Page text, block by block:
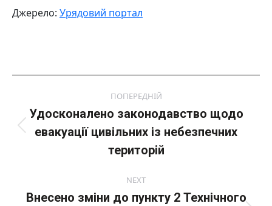
Джерело: Урядовий портал
ПОПЕРЕДНІЙ
Попередній
пост:
Удосконалено законодавство щодо
евакуації цивільних із небезпечних
територій
NEXT
Внесено зміни до пункту 2 Технічного